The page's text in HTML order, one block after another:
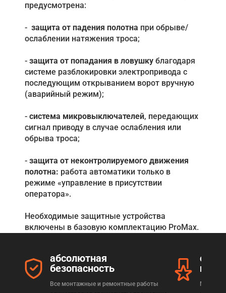
предусмотрена:
- защита от падения полотна при обрыве/
ослаблении натяжения троса;
- защита от попадания в ловушку благодаря
системе разблокировки электропривода с
последующим открыванием ворот вручную
(аварийный режим);
- система микровыключателей, передающих
сигнал приводу в случае ослабления или
обрыва троса;
- защита от неконтролируемого движения
полотна: работа автоматики только в
режиме «управление в присутствии
оператора».
Необходимые защитные устройства
включены в базовую комплектацию ProMax.
абсолютная
безопасность
Все монтажные и ремонтные работы
Мы